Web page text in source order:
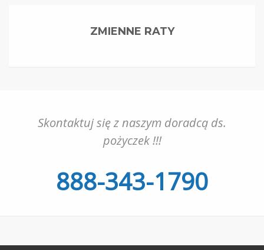
ZMIENNE RATY
Skontaktuj się z naszym doradcą ds.
pożyczek !!!
888-343-1790